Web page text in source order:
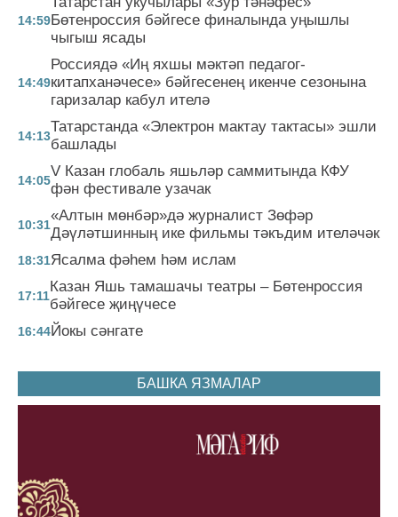
14:59Бөтенроссия бәйгесе финалында уңышлы
чыгыш ясады
14:49
Россиядә «Иң яхшы мәктәп педагог-
китапханәчесе» бәйгесенең икенче сезонына
гаризалар кабул ителә
14:13
Татарстанда «Электрон мактау тактасы» эшли
башлады
14:05
V Казан глобаль яшьләр саммитында КФУ
фән фестивале узачак
10:31
«Алтын мөнбәр»дә журналист Зөфәр
Дәүләтшинның ике фильмы тәкъдим ителәчәк
18:31Ясалма фәһем һәм ислам
17:11
Казан Яшь тамашачы театры – Бөтенроссия
бәйгесе җиңүчесе
16:44Йокы сәнгате
БАШКА ЯЗМАЛАР